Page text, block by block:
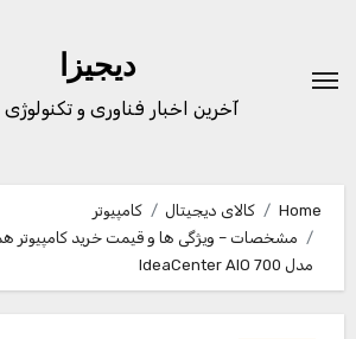
content
دیجیزا
آخرین اخبار فناوری و
Home کالای دیجیتال
کامپیوتر
مدل IdeaCenter AIO 700